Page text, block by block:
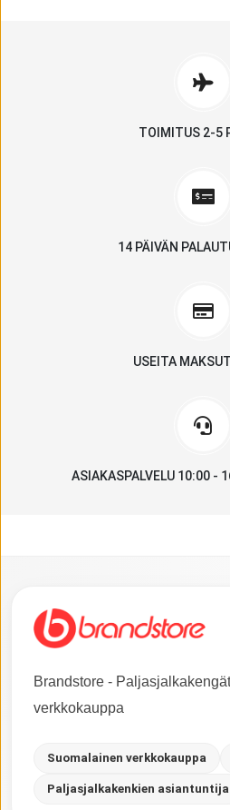
TOIMITUS 2-5
14 PÄIVÄN
USEITA
ASIAKASPALVELU 10:00 -
Brandstore -
verkkokauppa
Suomalainen verkkokauppa
Paljasjalkakenkien asiantuntija